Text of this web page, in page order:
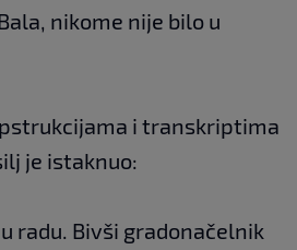
nikome nije bilo u
i transkriptima
je istaknuo:
radu. Bivši gradonačelnik